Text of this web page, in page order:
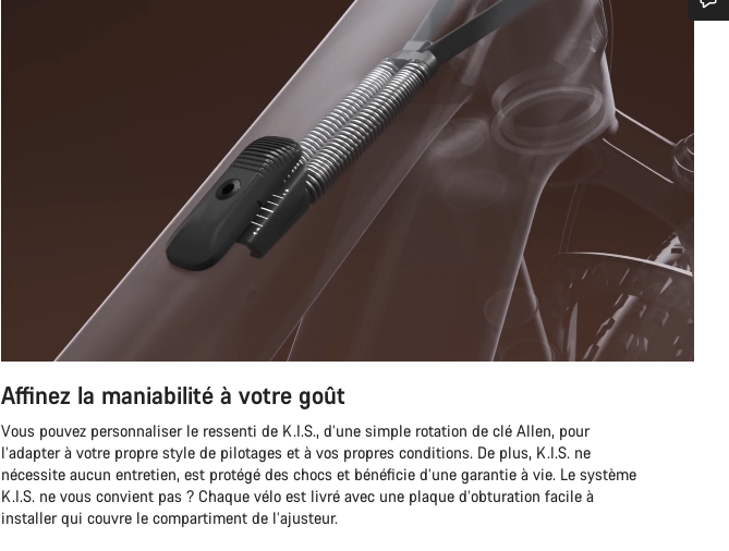
Affinez la maniabilité à votre goût
Vous pouvez personnaliser le ressenti de K.I.S., d’une simple rotation de clé Allen, pour
l’adapter à votre propre style de pilotages et à vos propres conditions. De plus, K.I.S. ne
nécessite aucun entretien, est protégé des chocs et bénéficie d’une garantie à vie. Le système
K.I.S. ne vous convient pas ? Chaque vélo est livré avec une plaque d’obturation facile à
installer qui couvre le compartiment de l’ajusteur.
Besoin d’aide ?
Nos experts du service client vous attendent pour répondre à vos questions.
Démarrer le Chat